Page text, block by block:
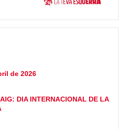
de 2026
DIA INTERNACIONAL DE LA